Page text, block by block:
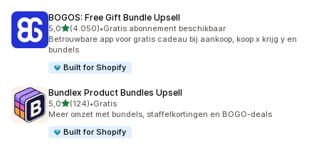
BOGOS: Free Gift Bundle Upsell
5,0van 5 sterren
(4.050)
4050 recensies in totaal
•Gratis abonnement beschikbaar
Betrouwbare app voor gratis cadeau bij aankoop, koop x krijg y en
bundels
Built for Shopify
Bundlex Product Bundles Upsell
5,0van 5 sterren
(124)
124 recensies in totaal
•Gratis
Meer omzet met bundels, staffelkortingen en BOGO-deals
Built for Shopify